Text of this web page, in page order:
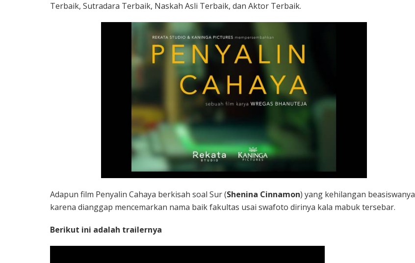
Terbaik, Sutradara Terbaik, Naskah Asli Terbaik, dan Aktor Terbaik.
Adapun film Penyalin Cahaya berkisah soal Sur (Shenina Cinnamon) yang kehilangan beasiswanya
karena dianggap mencemarkan nama baik fakultas usai swafoto dirinya kala mabuk tersebar.
Berikut ini adalah trailernya